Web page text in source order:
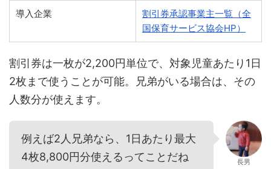
導入企業
割引券承認事業主一覧（全
国保育サービス協会HP）
割引券は一枚が2,200円単位で、対象児童あたり1日
2枚まで使うことが可能。兄弟がいる場合は、その
人数分が使えます。
例えば2人兄弟なら、1日あたり最大
4枚8,800円分使えるってことだね
長男